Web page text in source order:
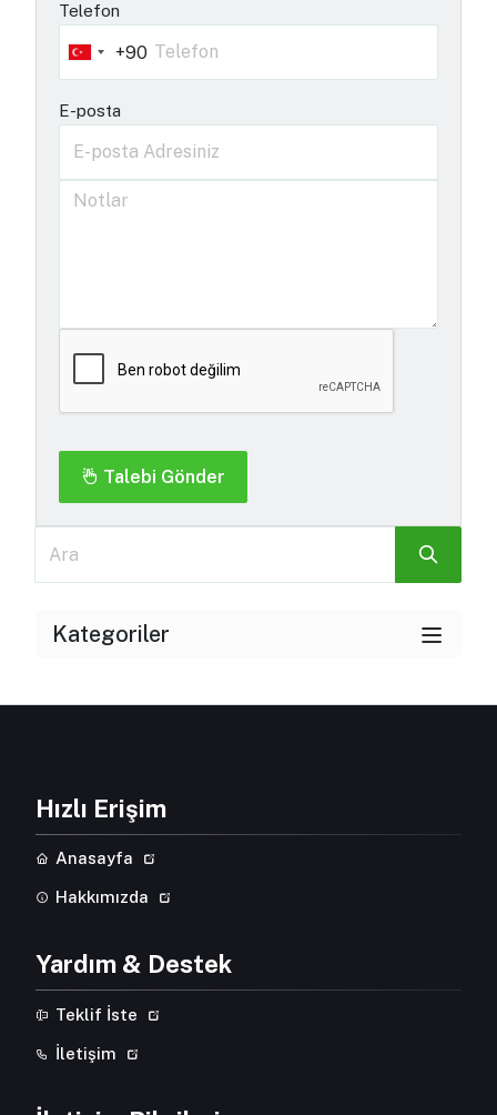
Telefon
Turkey
+90
E-posta
Talebi Gönder
Kategoriler
Hızlı Erişim
Anasayfa
Hakkımızda
Yardım & Destek
Teklif İste
İletişim